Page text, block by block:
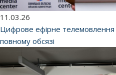
11.03.26
Цифрове ефірне телемовлення
повному обсязі